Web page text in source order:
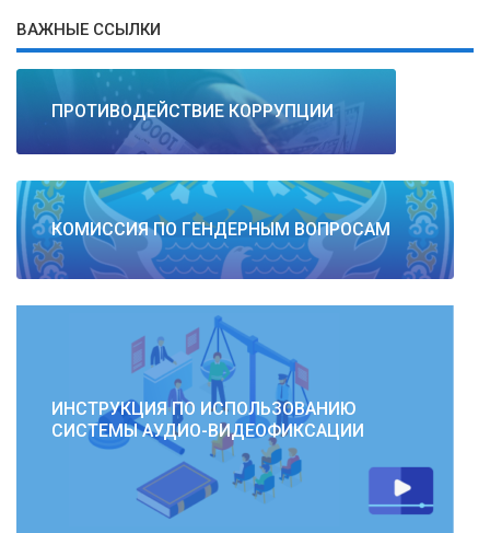
ВАЖНЫЕ ССЫЛКИ
ПРОТИВОДЕЙСТВИЕ КОРРУПЦИИ
КОМИССИЯ ПО ГЕНДЕРНЫМ ВОПРОСАМ
ИНСТРУКЦИЯ ПО ИСПОЛЬЗОВАНИЮ
СИСТЕМЫ АУДИО-ВИДЕОФИКСАЦИИ